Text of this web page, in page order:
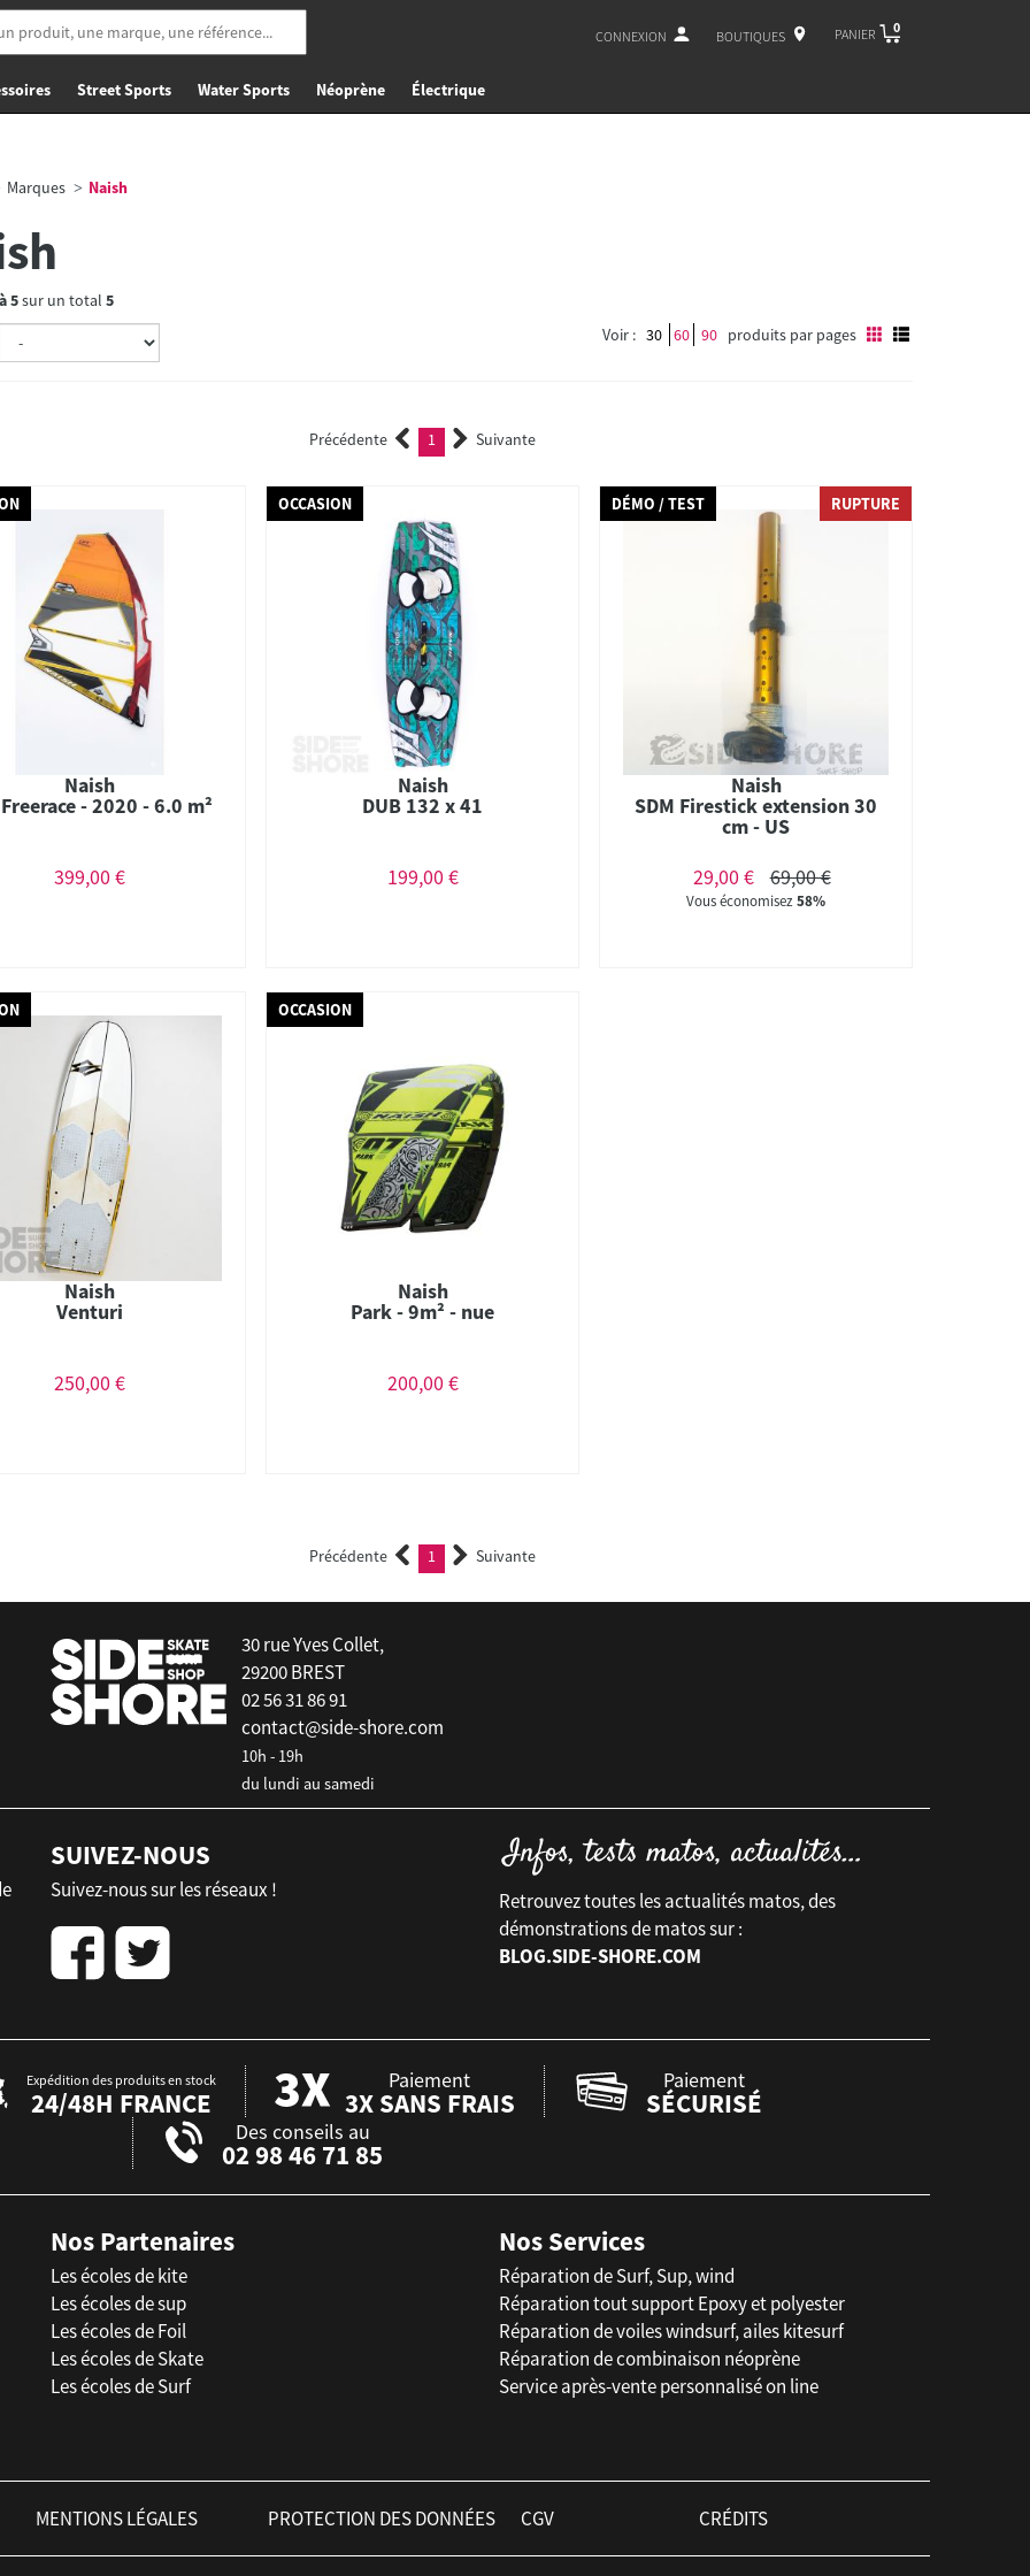
CONNEXION BOUTIQUES PANIER 0
Street Sports Water Sports Néoprène Électrique
Marques Naish
5sur un total 5
Voir : 30 60 90 produits par pages
Précédente 1 (current)Suivante
Naish
- 2020 - 6.0 m²
399,00 €
OCCASION
Naish
DUB 132 x 41
199,00 €
DÉMO / TEST RUPTURE
Naish
SDM Firestick extension 30
cm - US
29,00 €
69,00 €
Vous économisez58%
Naish
Venturi
250,00 €
OCCASION
Naish
Park - 9m² - nue
200,00 €
Précédente 1 (current)Suivante
30 rue Yves Collet,
29200 BREST
02 56 31 86 91
contact@side-shore.com
10h - 19h
du lundi au samedi
SUIVEZ-NOUS
Suivez-nous sur les réseaux !
Retrouvez toutes les actualités matos, des
démonstrations de matos sur :
BLOG.SIDE-SHORE.COM
Expédition des produits en stock
24/48H FRANCE
Paiement
3X SANS FRAIS
Paiement
SÉCURISÉ
Des conseils au
02 98 46 71 85
Nos Partenaires
Les écoles de kite
Les écoles de sup
Les écoles de Foil
Les écoles de Skate
Les écoles de Surf
Nos Services
Réparation de Surf, Sup, wind
Réparation tout support Epoxy et polyester
Réparation de voiles windsurf, ailes kitesurf
Réparation de combinaison néoprène
Service après-vente personnalisé on line
MENTIONS LÉGALES PROTECTION DES DONNÉES CGV CRÉDITS